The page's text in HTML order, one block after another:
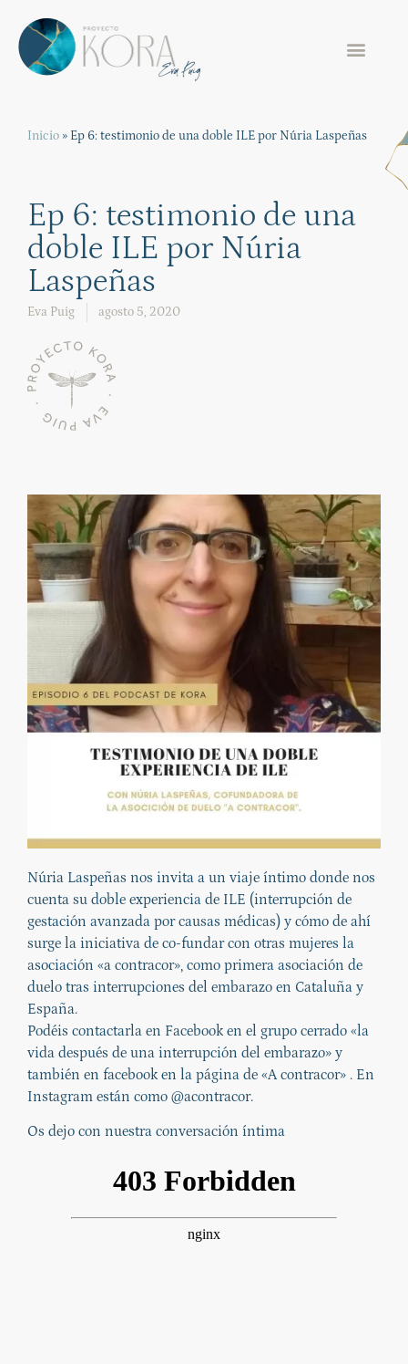
Inicio» Ep 6: testimonio de una doble ILE por Núria Laspeñas
Ep 6: testimonio de una
doble ILE por Núria
Laspeñas
Eva Puig agosto 5, 2020
Núria Laspeñas nos invita a un viaje íntimo donde nos
cuenta su doble experiencia de ILE (interrupción de
gestación avanzada por causas médicas) y cómo de ahí
surge la iniciativa de co-fundar con otras mujeres la
asociación «a contracor», como primera asociación de
duelo tras interrupciones del embarazo en Cataluña y
España.
Podéis contactarla en Facebook en el grupo cerrado «la
vida después de una interrupción del embarazo» y
también en facebook en la página de «A contracor» . En
Instagram están como @acontracor.
Os dejo con nuestra conversación íntima